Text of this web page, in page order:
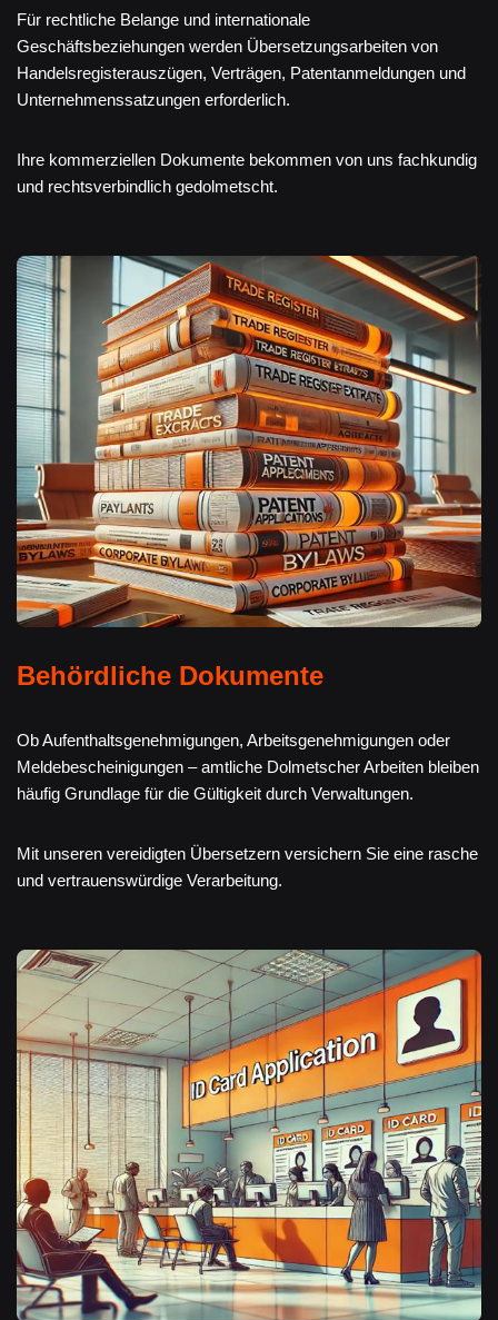
Für rechtliche Belange und internationale
Geschäftsbeziehungen werden Übersetzungsarbeiten von
Handelsregisterauszügen, Verträgen, Patentanmeldungen und
Unternehmenssatzungen erforderlich.
Ihre kommerziellen Dokumente bekommen von uns fachkundig
und rechtsverbindlich gedolmetscht.
Behördliche Dokumente
Ob Aufenthaltsgenehmigungen, Arbeitsgenehmigungen oder
Meldebescheinigungen – amtliche Dolmetscher Arbeiten bleiben
häufig Grundlage für die Gültigkeit durch Verwaltungen.
Mit unseren vereidigten Übersetzern versichern Sie eine rasche
und vertrauenswürdige Verarbeitung.